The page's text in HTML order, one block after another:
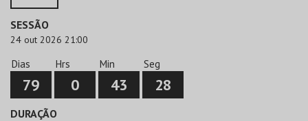
SESSÃO
24 out 2026 21:00
Dias
79
Hrs
0
Min
43
Seg
28
DURAÇÃO